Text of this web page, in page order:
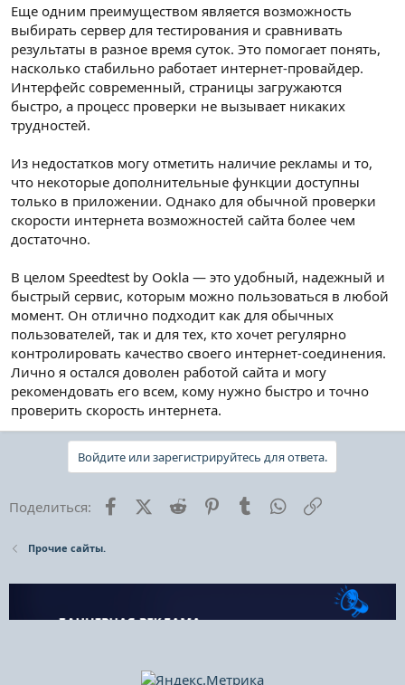
Еще одним преимуществом является возможность
выбирать сервер для тестирования и сравнивать
результаты в разное время суток. Это помогает понять,
насколько стабильно работает интернет-провайдер.
Интерфейс современный, страницы загружаются
быстро, а процесс проверки не вызывает никаких
трудностей.
Из недостатков могу отметить наличие рекламы и то,
что некоторые дополнительные функции доступны
только в приложении. Однако для обычной проверки
скорости интернета возможностей сайта более чем
достаточно.
В целом Speedtest by Ookla — это удобный, надежный и
быстрый сервис, которым можно пользоваться в любой
момент. Он отлично подходит как для обычных
пользователей, так и для тех, кто хочет регулярно
контролировать качество своего интернет-соединения.
Лично я остался доволен работой сайта и могу
рекомендовать его всем, кому нужно быстро и точно
проверить скорость интернета.
Войдите или зарегистрируйтесь для ответа.
Поделиться: FacebookX (Twitter)
Reddit PinterestTumblr WhatsApp
Прочие сайты.